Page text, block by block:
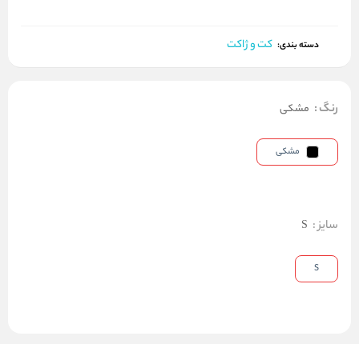
دسته بندی: کت و ژاکت
رنگ: مشکی
مشکی
سایز:
S
S